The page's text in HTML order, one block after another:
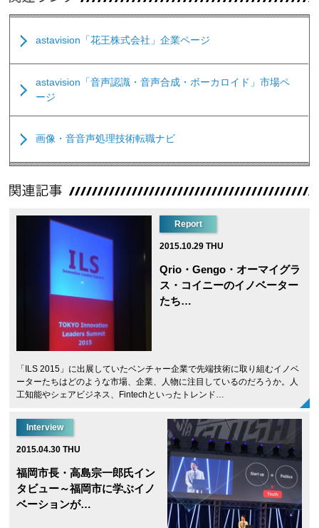
astavision「花王株式会社」企業ページ
astavision「音声認識・音声合成・ボーカロイド」市場ペ
ージ
画像・音音声処理技術転職ナビ
Report
2015.10.29 THU
Qrio・Gengo・オーマイグラ
ス・コイニーのイノベーター
たち…
「ILS 2015」に出展していたベンチャー企業で先端技術に取り組むイノベ
ーターたちはどのような市場、企業、人物に注目しているのだろうか。人
工知能やシェアビジネス、Fintechといったトレンド…
Interview
2015.04.30 THU
福岡市長・高島宗一郎氏イン
タビュー～福岡市に学ぶイノ
ベーションが…